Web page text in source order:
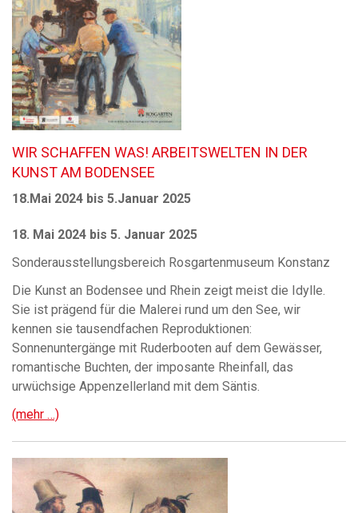
WIR SCHAFFEN WAS! ARBEITSWELTEN IN DER
KUNST AM BODENSEE
18.Mai 2024 bis 5.Januar 2025
18. Mai 2024 bis 5. Januar 2025
Sonderausstellungsbereich Rosgartenmuseum Konstanz
Die Kunst an Bodensee und Rhein zeigt meist die Idylle.
Sie ist prägend für die Malerei rund um den See, wir
kennen sie tausendfachen Reproduktionen:
Sonnenuntergänge mit Ruderbooten auf dem Gewässer,
romantische Buchten, der imposante Rheinfall, das
urwüchsige Appenzellerland mit dem Säntis.
(mehr …)